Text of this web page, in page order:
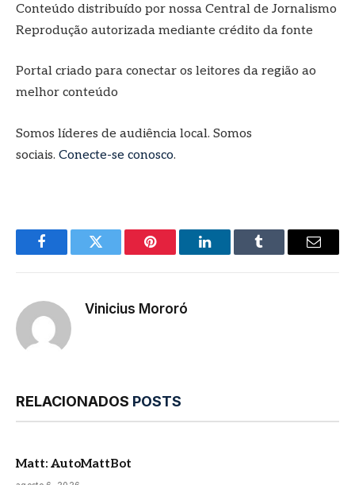
Conteúdo distribuído por nossa Central de Jornalismo
Reprodução autorizada mediante crédito da fonte
Portal criado para conectar os leitores da região ao
melhor conteúdo
Somos líderes de audiência local. Somos
sociais. Conecte-se conosco.
FacebookTwitter Pinterest LinkedInTumblr
E-
Vinicius Mororó
RELACIONADOS POSTS
Matt: AutoMattBot